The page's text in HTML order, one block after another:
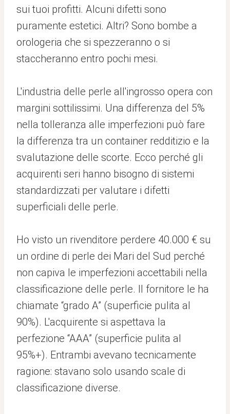
sui tuoi profitti. Alcuni difetti sono
puramente estetici. Altri? Sono bombe a
orologeria che si spezzeranno o si
staccheranno entro pochi mesi.
L'industria delle perle all'ingrosso opera con
margini sottilissimi. Una differenza del 5%
nella tolleranza alle imperfezioni può fare
la differenza tra un container redditizio e la
svalutazione delle scorte. Ecco perché gli
acquirenti seri hanno bisogno di sistemi
standardizzati per valutare i difetti
superficiali delle perle.
Ho visto un rivenditore perdere 40.000 € su
un ordine di perle dei Mari del Sud perché
non capiva le imperfezioni accettabili nella
classificazione delle perle. Il fornitore le ha
chiamate “grado A” (superficie pulita al
90%). L'acquirente si aspettava la
perfezione “AAA” (superficie pulita al
95%+). Entrambi avevano tecnicamente
ragione: stavano solo usando scale di
classificazione diverse.